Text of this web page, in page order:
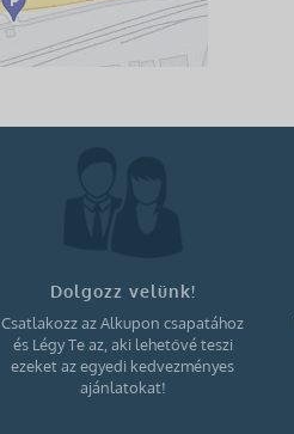
Dolgozz velünk!
Csatlakozz az Alkupon csapatához
és Légy Te az, aki lehetővé teszi
ezeket az egyedi kedvezményes
ajánlatokat!